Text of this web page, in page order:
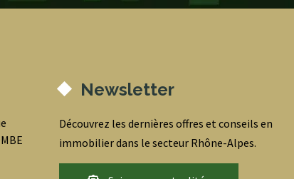
Newsletter
Découvrez les dernières offres et conseils en
immobilier dans le secteur Rhône-Alpes.